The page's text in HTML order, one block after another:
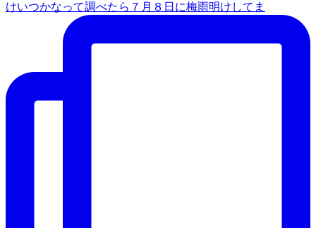
けいつかなって調べたら７月８日に梅雨明けしてま